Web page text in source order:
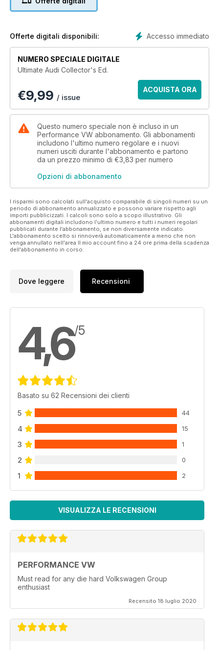
the legendary quattro to the latest S and RS models and
racing, if you like cars with the iconic four-ring emblem on the
Accesso immediato
Offerte digitali disponibili:
NUMERO SPECIALE DIGITALE
Ultimate Audi Collector's Ed.
€9,99 / issue
ACQUISTA ORA
Questo numero speciale non è incluso in un
Performance VW abbonamento. Gli abbonamenti
includono l'ultimo numero regolare e i nuovi
numeri usciti durante l'abbonamento e partono
da un prezzo minimo di €3,83 per numero
Opzioni di abbonamento
I risparmi sono calcolati sull'acquisto comparabile di singoli numeri su un
periodo di abbonamento annualizzato e possono variare rispetto agli
importi pubblicizzati. I calcoli sono solo a scopo illustrativo. Gli
abbonamenti digitali includono l'ultimo numero e tutti i numeri regolari
pubblicati durante l'abbonamento, se non diversamente indicato.
L'abbonamento scelto si rinnoverà automaticamente a meno che non
venga annullato nell'area Il mio account fino a 24 ore prima della scadenza
dell'abbonamento in corso.
Dove leggere Recensioni
4,6/5
Basato su 62 Recensioni dei clienti
5 44
4 15
3 1
2 0
1 2
VISUALIZZA LE RECENSIONI
PERFORMANCE VW
Must read for any die hard Volkswagen Group
enthusiast
Recensito 18 luglio 2020